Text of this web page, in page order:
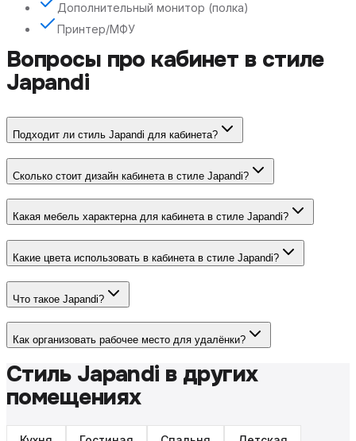
Дополнительный монитор (полка)
Принтер/МФУ
Вопросы про кабинет в стиле
Japandi
Подходит ли стиль Japandi для кабинета?
Сколько стоит дизайн кабинета в стиле Japandi?
Какая мебель характерна для кабинета в стиле Japandi?
Какие цвета использовать в кабинета в стиле Japandi?
Что такое Japandi?
Как организовать рабочее место для удалёнки?
Стиль Japandi в других
помещениях